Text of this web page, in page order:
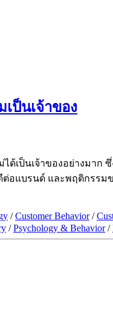
ป็นเจ้าของ
เป็นเจ้าของอย่างมาก
ดีต่อแบรนด์ และพฤติกร
/Customer Behavior/
/Psychology & Behavior/